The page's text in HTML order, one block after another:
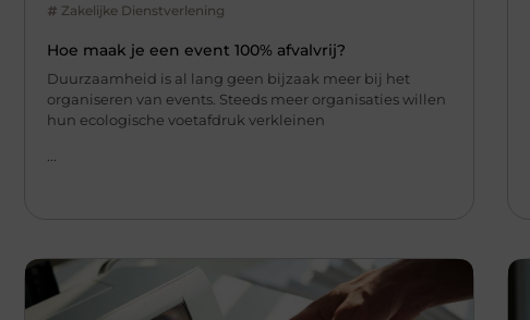
Zakelijke Dienstverlening
Hoe maak je een event 100% afvalvrij?
Duurzaamheid is al lang geen bijzaak meer bij het
organiseren van events. Steeds meer organisaties willen
hun ecologische voetafdruk verkleinen
...